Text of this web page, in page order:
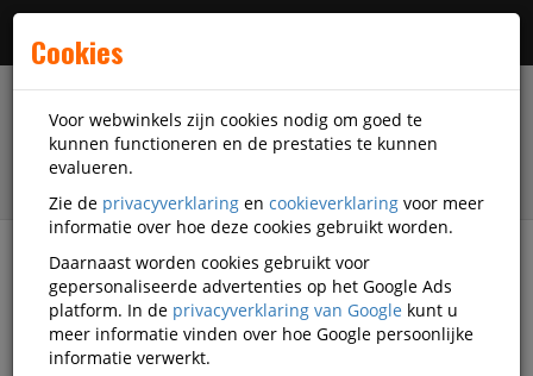
filter
Printer supplies
3D Filamenten
Pla Filamenten
Cookies
Voor webwinkels zijn cookies nodig om goed te
kunnen functioneren en de prestaties te kunnen
evalueren.
Zie de privacyverklaring en cookieverklaring voor meer
informatie over hoe deze cookies gebruikt worden.
Daarnaast worden cookies gebruikt voor
gepersonaliseerde advertenties op het Google Ads
platform. In de privacyverklaring van Google kunt u
meer informatie vinden over hoe Google persoonlijke
informatie verwerkt.